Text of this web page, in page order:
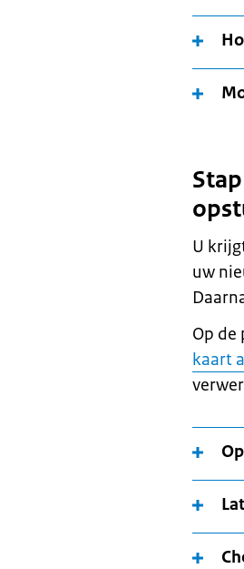
U
uw
Op de
kaart